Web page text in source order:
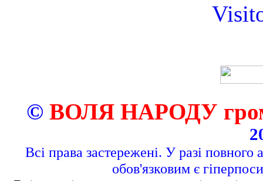
© ВОЛЯ НАРОДУ
Всі права застережені. У разі повного
обов'язковим є